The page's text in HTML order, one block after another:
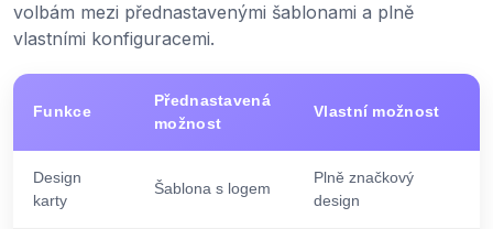
volbám mezi přednastavenými šablonami a plně
vlastními konfiguracemi.
Funkce
Přednastavená
možnost
Vlastní možnost
Design
karty
Šablona s logem
Plně značkový
design